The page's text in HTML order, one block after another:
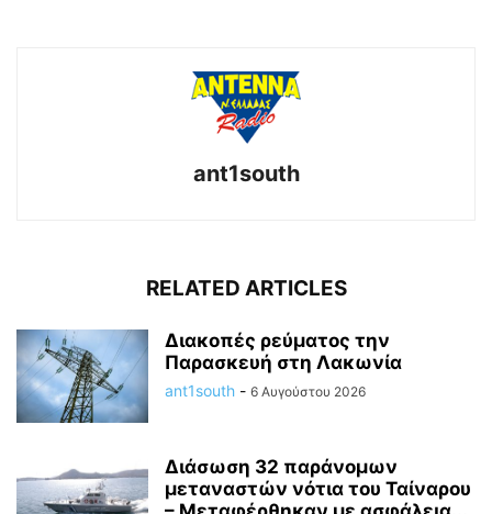
ant1south
RELATED ARTICLES
Διακοπές ρεύματος την
Παρασκευή στη Λακωνία
ant1south - 6 Αυγούστου 2026
Διάσωση 32 παράνομων
μεταναστών νότια του Ταίναρου